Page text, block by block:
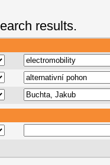
results.